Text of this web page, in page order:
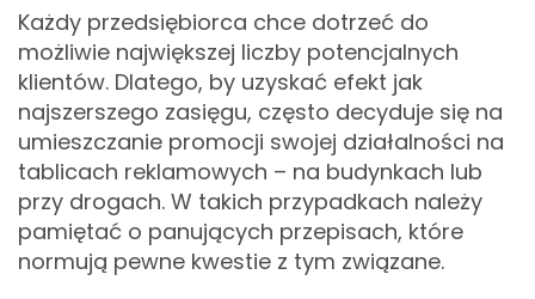
Każdy przedsiębiorca chce dotrzeć do
możliwie największej liczby potencjalnych
klientów. Dlatego, by uzyskać efekt jak
najszerszego zasięgu, często decyduje się na
umieszczanie promocji swojej działalności na
tablicach reklamowych – na budynkach lub
przy drogach. W takich przypadkach należy
pamiętać o panujących przepisach, które
normują pewne kwestie z tym związane.